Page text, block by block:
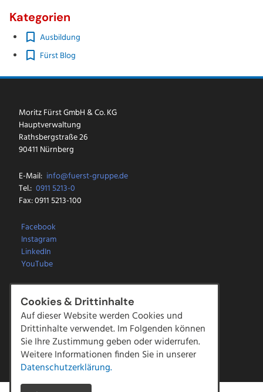
Kategorien
Ausbildung
Fürst Blog
Moritz Fürst GmbH & Co. KG
Hauptverwaltung
Rathsbergstraße 26
90411 Nürnberg
E-Mail: info@fuerst-gruppe.de
Tel.: 0911 5213-0
Fax: 0911 5213-100
Facebook
Instagram
LinkedIn
YouTube
Downloads
Impressum
Datenschutz
AGBs|Compliance
Hinweisgeber Meldestelle
Cookies & Drittinhalte
Auf dieser Website werden Cookies und
Drittinhalte verwendet. Im Folgenden können
Sie Ihre Zustimmung geben oder widerrufen.
Weitere Informationen finden Sie in unserer
Datenschutzerklärung.